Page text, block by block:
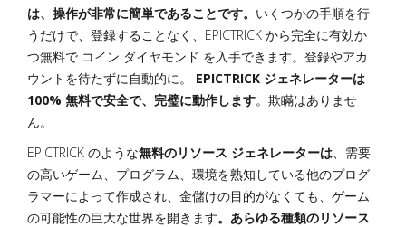
は、操作が非常に簡単であることです。 いくつかの手順を行
うだけで、登録することなく、EPICTRICK から完全に有効か
つ無料で コイン ダイヤモンド を入手できます。登録やアカ
ウントを待たずに自動的に。 EPICTRICK ジェネレーターは
100% 無料で安全で、完璧に動作します。欺瞞はありませ
ん。
EPICTRICK のような無料のリソース ジェネレーターは、需要
の高いゲーム、プログラム、環境を熟知している他のプログ
ラマーによって作成され、金儲けの目的がなくても、ゲーム
の可能性の巨大な世界を開きます。あらゆる種類のリソース